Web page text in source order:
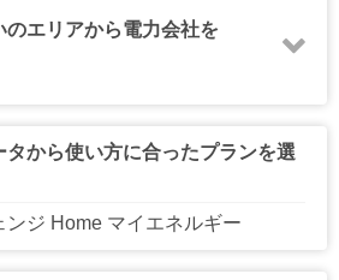
スモでんき ミツウロコでんき
（旧洸陽電機）
のエリアから電力会社を
東北電力エリア
中部電力エリア
タから使い方に合ったプランを選
ンジ Home マイエネルギー